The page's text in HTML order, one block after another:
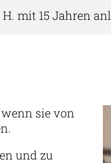
H. mit 15 Jahren
sie von
und zu